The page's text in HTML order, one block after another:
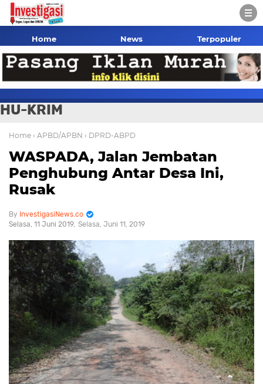
Home News Terpopuler
HU-KRIM
Home › APBD/APBN › DPRD-ABPD
WASPADA, Jalan Jembatan
Penghubung Antar Desa Ini,
Rusak
InvestigasiNews.co
Selasa, 11 Juni 2019 Selasa, Juni 11, 2019